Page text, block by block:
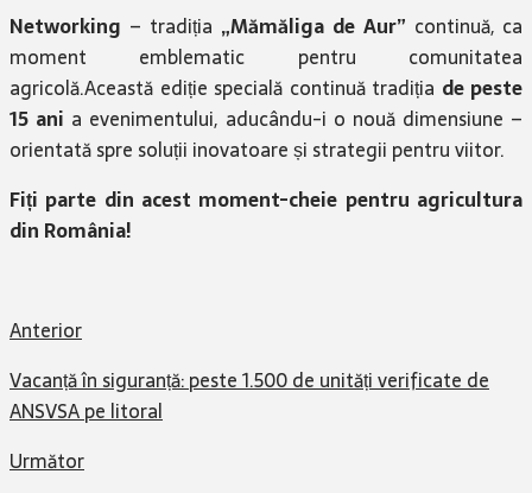
Networking – tradiția „Mămăliga de Aur” continuă, ca
moment emblematic pentru comunitatea
agricolă.Această ediție specială continuă tradiția de peste
15 ani a evenimentului, aducându-i o nouă dimensiune –
orientată spre soluții inovatoare și strategii pentru viitor.
Fiți parte din acest moment-cheie pentru agricultura
din România!
Anterior
Vacanță în siguranță: peste 1.500 de unități verificate de
ANSVSA pe litoral
Următor